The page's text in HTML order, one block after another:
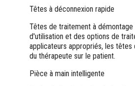
Têtes à déconnexion rapide
Têtes de traitement à
d'utilisation et des options de
applicateurs appropriés, les
du thérapeute sur le patient.
Pièce à main intelligente